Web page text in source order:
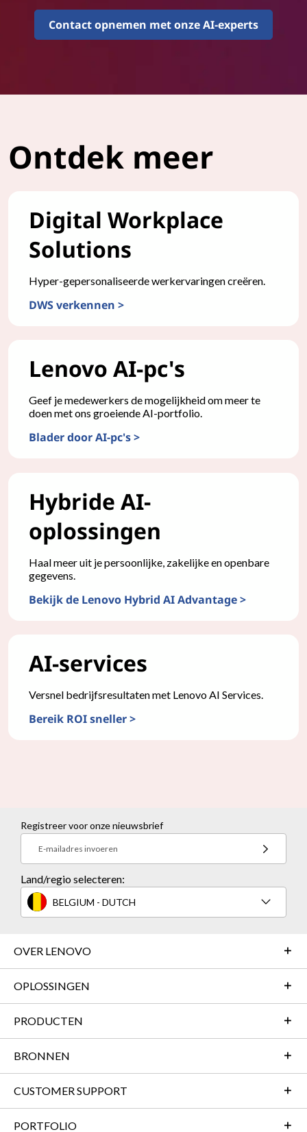
Contact opnemen met onze AI-experts
Ontdek meer
Digital Workplace
Solutions
Hyper-gepersonaliseerde werkervaringen creëren.
DWS verkennen >
Lenovo AI-pc's
Geef je medewerkers de mogelijkheid om meer te
doen met ons groeiende AI-portfolio.
Blader door AI-pc's >
Hybride AI-
oplossingen
Haal meer uit je persoonlijke, zakelijke en openbare
gegevens.
Bekijk de Lenovo Hybrid AI Advantage >
AI-services
Versnel bedrijfsresultaten met Lenovo AI Services.
Bereik ROI sneller >
Registreer voor onze nieuwsbrief
E-mailadres invoeren
Land/regio selecteren:
BELGIUM - DUTCH
OVER LENOVO
OPLOSSINGEN
PRODUCTEN
BRONNEN
CUSTOMER SUPPORT
PORTFOLIO